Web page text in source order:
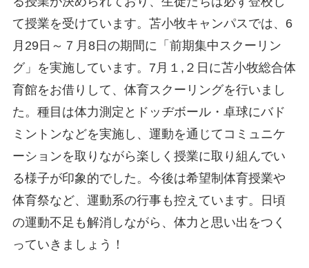
て授業を受けています。苫小牧キャンパスでは、6
月29日～７月8日の期間に「前期集中スクーリン
グ」を実施しています。7月１,２日に苫小牧総合体
育館をお借りして、体育スクーリングを行いまし
た。種目は体力測定とドッヂボール・卓球にバド
ミントンなどを実施し、運動を通じてコミュニケ
ーションを取りながら楽しく授業に取り組んでい
る様子が印象的でした。今後は希望制体育授業や
体育祭など、運動系の行事も控えています。日頃
の運動不足も解消しながら、体力と思い出をつく
っていきましょう！